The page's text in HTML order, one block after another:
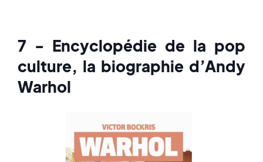
7 - Encyclopédie de la pop
culture, la biographie d’Andy
Warhol